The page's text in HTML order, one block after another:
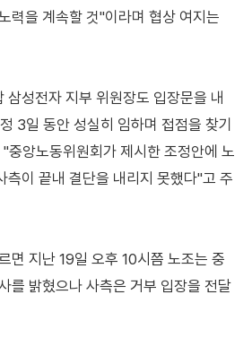
력을 계속할 것"이라며 협상 여지는
삼성전자 지부 위원장도 입장문을 내
3일 동안 성실히 임하며 접점을 찾기
중앙노동위원회가 제시한 조정안에 노
측이 끝내 결단을 내리지 못했다"고 주
면 지난 19일 오후 10시쯤 노조는 중
를 밝혔으나 사측은 거부 입장을 전달